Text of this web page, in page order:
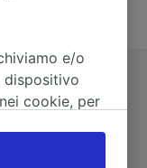
e/o
dispositivo
cookie, per
facendo